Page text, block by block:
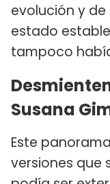
evolución y
estado
tampoco
Susana
Este
versiones que